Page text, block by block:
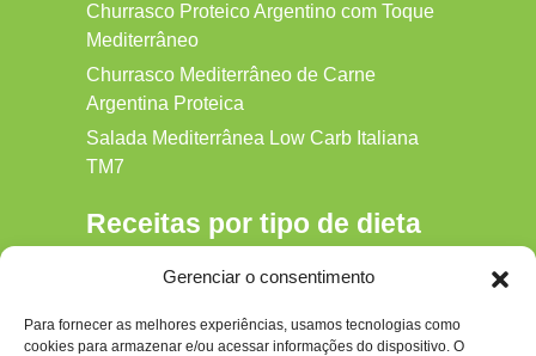
Gerenciar o consentimento
Para fornecer as melhores experiências, usamos tecnologias como
cookies para armazenar e/ou acessar informações do dispositivo. O
Churrasco Proteico Argentino com Toque
Mediterrâneo
Churrasco Mediterrâneo de Carne
Argentina Proteica
Salada Mediterrânea Low Carb Italiana
TM7
Receitas por tipo de dieta
Gluten‑free